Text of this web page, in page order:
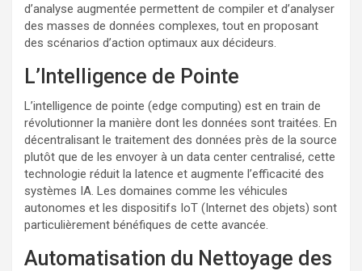
d’analyse augmentée permettent de compiler et d’analyser
des masses de données complexes, tout en proposant
des scénarios d’action optimaux aux décideurs.
L’Intelligence de Pointe
L’intelligence de pointe (edge computing) est en train de
révolutionner la manière dont les données sont traitées. En
décentralisant le traitement des données près de la source
plutôt que de les envoyer à un data center centralisé, cette
technologie réduit la latence et augmente l’efficacité des
systèmes IA. Les domaines comme les véhicules
autonomes et les dispositifs IoT (Internet des objets) sont
particulièrement bénéfiques de cette avancée.
Automatisation du Nettoyage des